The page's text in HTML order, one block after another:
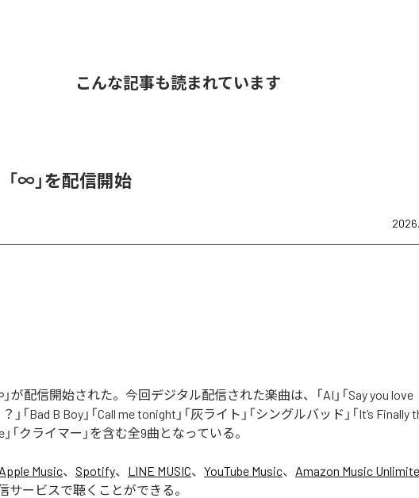
こんな記事も読まれています
∞」を配信開始
が配信開始された。今回デジタル配信された楽曲は、「AI」「Say you love
」「Bad B Boy」「Call me tonight」「灰ライト」「シングルバッド」「It’s Finally
」「クライマー」を含む全9曲となっている。
Apple Music、 Spotify、 LINE MUSIC、 YouTube Music、 Amazon Music
サービスで聴くことができる。